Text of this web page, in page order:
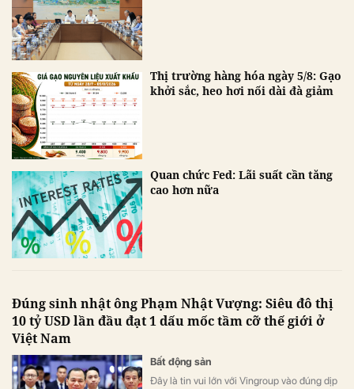
Thị trường hàng hóa ngày 5/8: Gạo
khởi sắc, heo hơi nối dài đà giảm
Quan chức Fed: Lãi suất cần tăng
cao hơn nữa
Đúng sinh nhật ông Phạm Nhật Vượng: Siêu đô thị
10 tỷ USD lần đầu đạt 1 dấu mốc tầm cỡ thế giới ở
Việt Nam
Bất động sản
Đây là tin vui lớn với Vingroup vào đúng dịp